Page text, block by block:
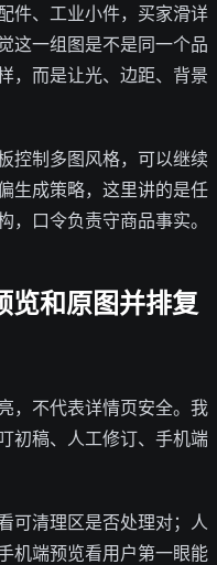
件、工业小件，买家滑详
这一组图是不是同一个品
，而是让光、边距、背景
控制多图风格，可以继续
生成策略，这里讲的是任
，口令负责守商品事实。
览和原图并排复
，不代表详情页安全。我
初稿、人工修订、手机端
可清理区是否处理对；人
机端预览看用户第一眼能